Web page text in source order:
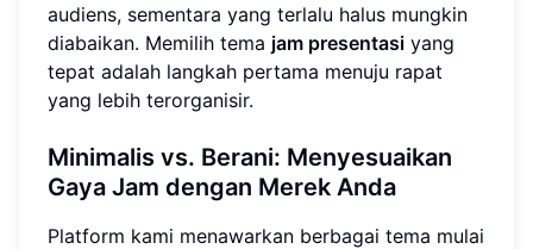
audiens, sementara yang terlalu halus mungkin
diabaikan. Memilih tema jam presentasi yang
tepat adalah langkah pertama menuju rapat
yang lebih terorganisir.
Minimalis vs. Berani: Menyesuaikan
Gaya Jam dengan Merek Anda
Platform kami menawarkan berbagai tema mulai